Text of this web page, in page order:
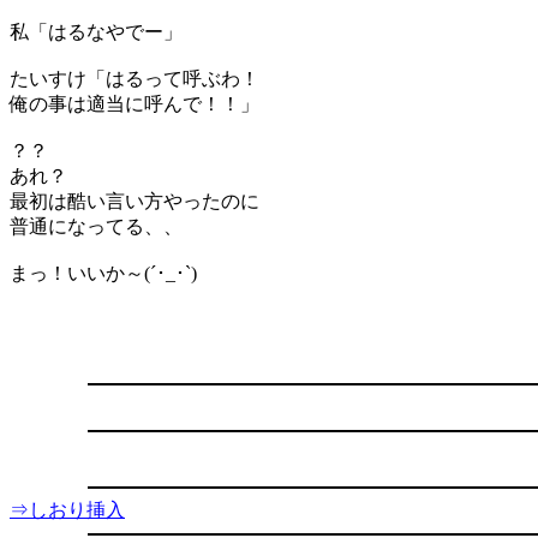
私「はるなやでー」
たいすけ「はるって呼ぶわ！
俺の事は適当に呼んで！！」
？？
あれ？
最初は酷い言い方やったのに
普通になってる、、
まっ！いいか～(´･_･`)
⇒しおり挿入